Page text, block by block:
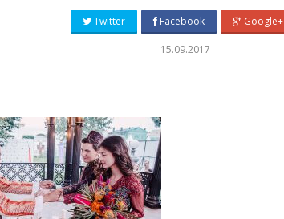
Twitter Facebook Google+
15.09.2017